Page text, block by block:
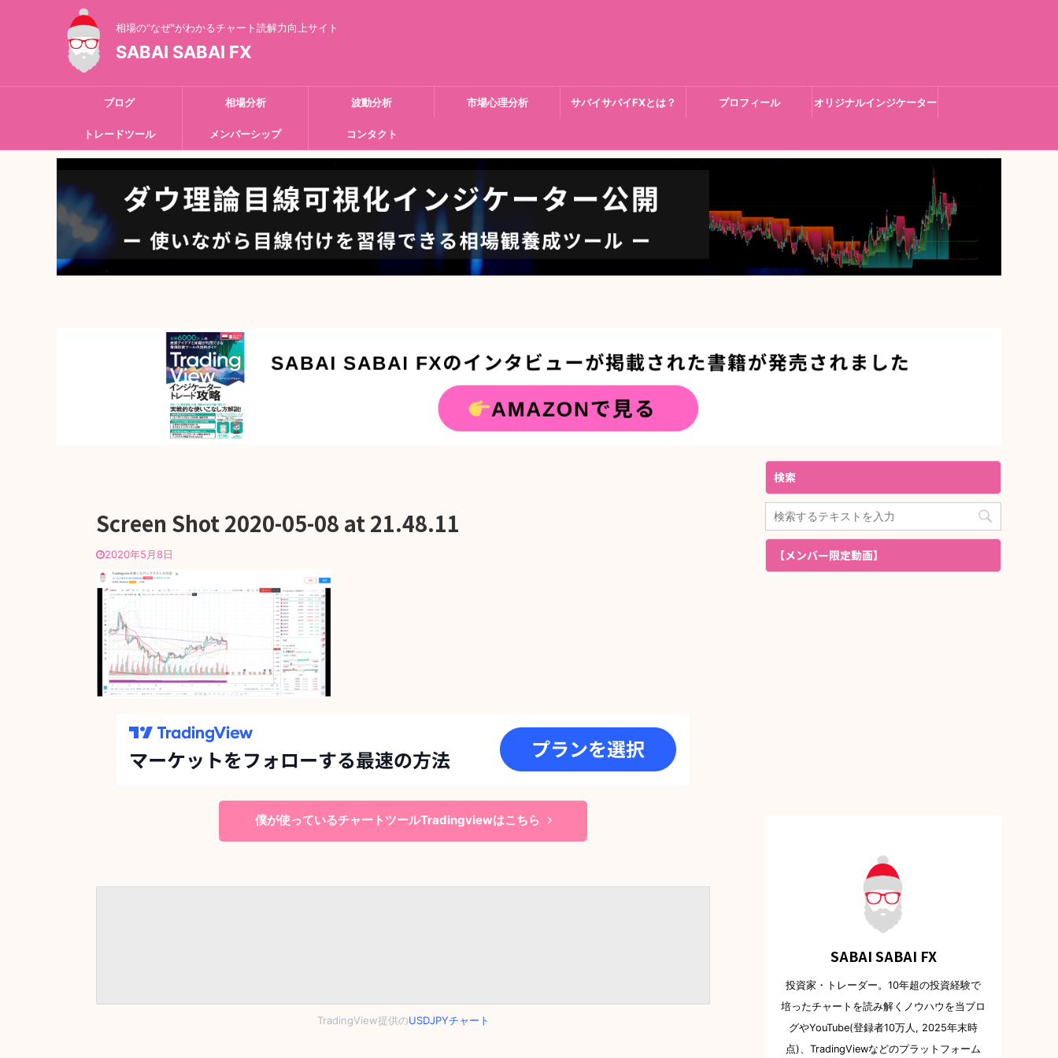
相場の"なぜ"がわかるチャート読解力向上サイト
SABAI SABAI FX
ブログ 相場分析 波動分析 市場心理分析 サバイサバイFXとは？ プロフィール オリジナルインジケーター
トレードツール メンバーシップ コンタクト
Screen Shot 2020-05-08 at 21.48.11
2020年5月8日
僕が使っているチャートツールTradingviewはこちら
TradingView提供のUSDJPYチャート
検索
【メンバー限定動画】
SABAI SABAI FX
投資家・トレーダー。10年超の投資経験で
培ったチャートを読み解くノウハウを当ブロ
グやYouTube(登録者10万人, 2025年末時
点)、TradingViewなどのプラットフォーム